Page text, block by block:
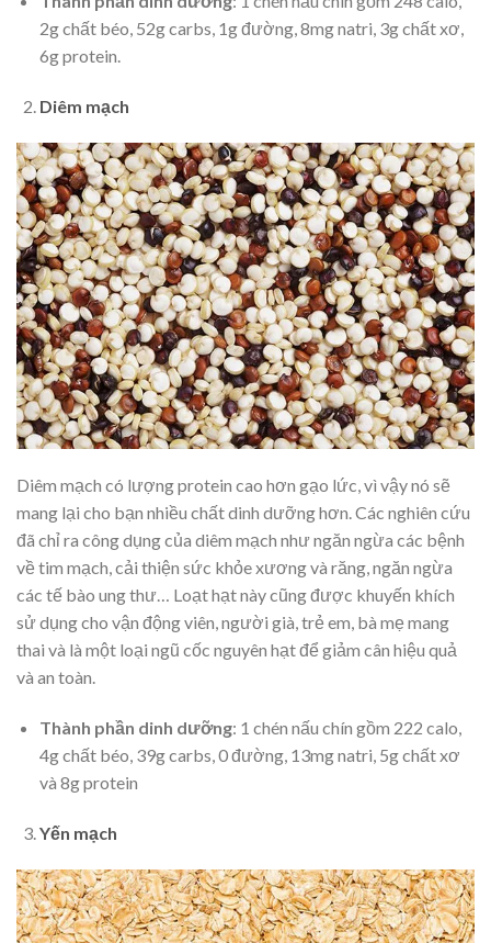
2g chất béo, 52g carbs, 1g đường, 8mg natri, 3g chất xơ,
6g protein.
Diêm mạch
Diêm mạch có lượng protein cao hơn gạo lức, vì vậy nó sẽ
mang lại cho bạn nhiều chất dinh dưỡng hơn. Các nghiên cứu
đã chỉ ra công dụng của diêm mạch như ngăn ngừa các bệnh
về tim mạch, cải thiện sức khỏe xương và răng, ngăn ngừa
các tế bào ung thư… Loạt hạt này cũng được khuyến khích
sử dụng cho vận động viên, người già, trẻ em, bà mẹ mang
thai và là một loại ngũ cốc nguyên hạt để giảm cân hiệu quả
và an toàn.
Thành phần dinh dưỡng: 1 chén nấu chín gồm 222 calo,
4g chất béo, 39g carbs, 0 đường, 13mg natri, 5g chất xơ
và 8g protein
Yến mạch